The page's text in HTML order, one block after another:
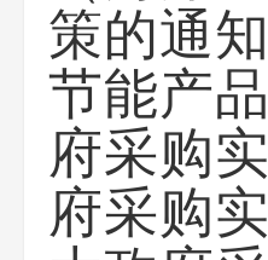
策的通
节能产
府采购
府采购